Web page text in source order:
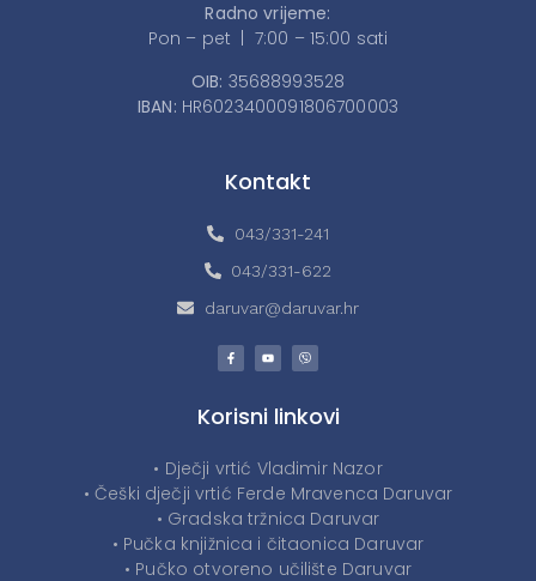
Radno vrijeme:
Pon – pet | 7:00 – 15:00 sati
OIB: 35688993528
IBAN: HR6023400091806700003
Kontakt
043/331-241
043/331-622
daruvar@daruvar.hr
Korisni linkovi
• Dječji vrtić Vladimir Nazor
• Češki dječji vrtić Ferde Mravenca Daruvar
• Gradska tržnica Daruvar
• Pučka knjižnica i čitaonica Daruvar
• Pučko otvoreno učilište Daruvar